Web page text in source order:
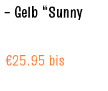
Gelb “Sunny
€25.95 bis